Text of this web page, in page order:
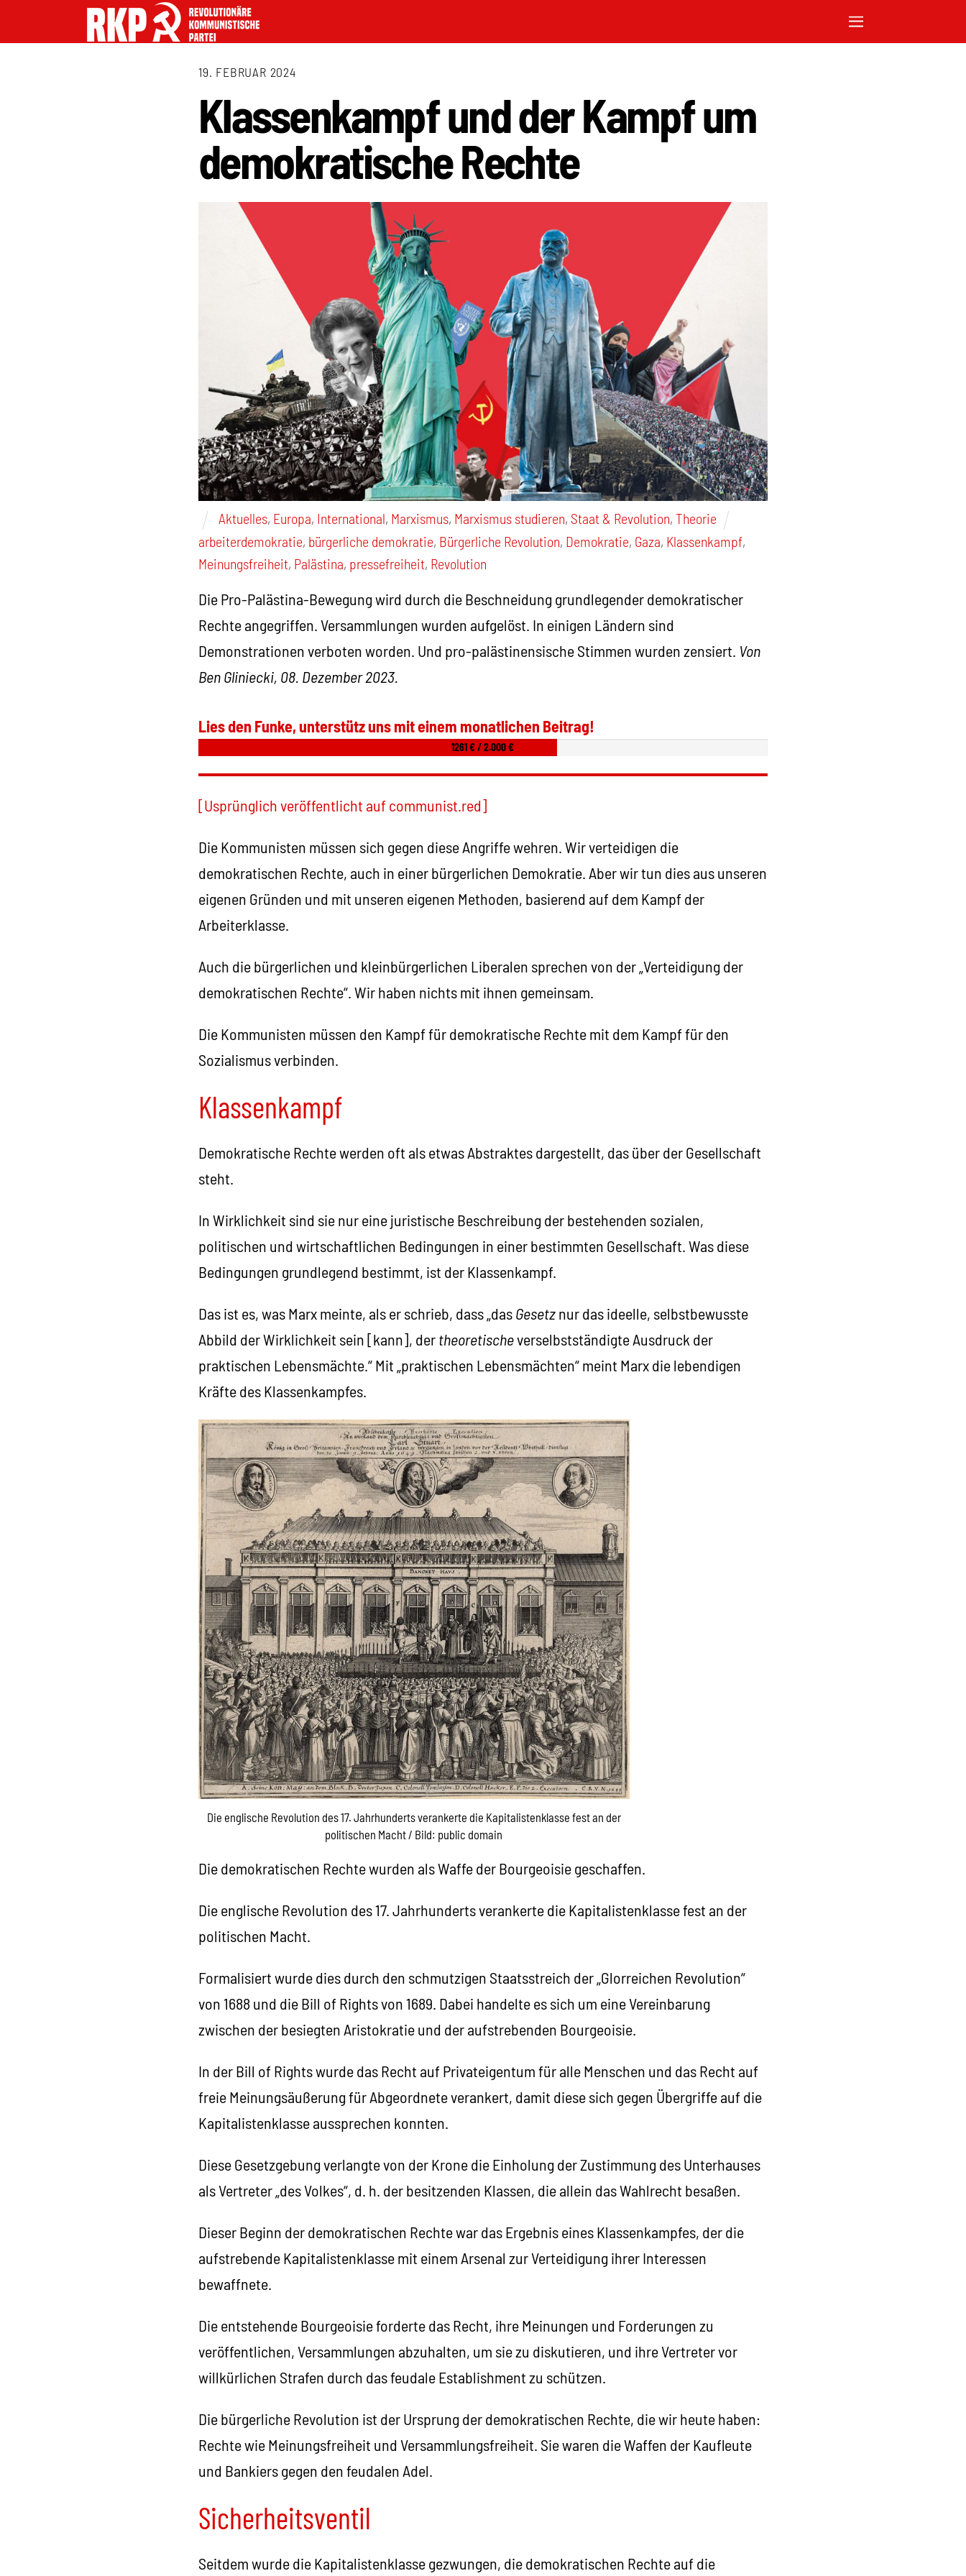
19. FEBRUAR 2024
Klassenkampf und der Kampf um
demokratische Rechte
Aktuelles, Europa, International, Marxismus, Marxismus studieren, Staat & Revolution, Theorie
arbeiterdemokratie, bürgerliche demokratie, Bürgerliche Revolution, Demokratie, Gaza, Klassenkampf,
Meinungsfreiheit, Palästina, pressefreiheit, Revolution
Die Pro-Palästina-Bewegung wird durch die Beschneidung grundlegender demokratischer
Rechte angegriffen. Versammlungen wurden aufgelöst. In einigen Ländern sind
Demonstrationen verboten worden. Und pro-palästinensische Stimmen wurden zensiert. Von
Ben Gliniecki, 08. Dezember 2023.
Lies den Funke, unterstütz uns mit einem monatlichen Beitrag!
1261 € / 2.000 €
[Usprünglich veröffentlicht auf communist.red]
Die Kommunisten müssen sich gegen diese Angriffe wehren. Wir verteidigen die
demokratischen Rechte, auch in einer bürgerlichen Demokratie. Aber wir tun dies aus unseren
eigenen Gründen und mit unseren eigenen Methoden, basierend auf dem Kampf der
Arbeiterklasse.
Auch die bürgerlichen und kleinbürgerlichen Liberalen sprechen von der „Verteidigung der
demokratischen Rechte“. Wir haben nichts mit ihnen gemeinsam.
Die Kommunisten müssen den Kampf für demokratische Rechte mit dem Kampf für den
Sozialismus verbinden.
Klassenkampf
Demokratische Rechte werden oft als etwas Abstraktes dargestellt, das über der Gesellschaft
steht.
In Wirklichkeit sind sie nur eine juristische Beschreibung der bestehenden sozialen,
politischen und wirtschaftlichen Bedingungen in einer bestimmten Gesellschaft. Was diese
Bedingungen grundlegend bestimmt, ist der Klassenkampf.
Das ist es, was Marx meinte, als er schrieb, dass „dasGesetznur das ideelle, selbstbewusste
Abbild der Wirklichkeit sein [kann], dertheoretischeverselbstständigte Ausdruck der
praktischen Lebensmächte.“ Mit „praktischen Lebensmächten“ meint Marx die lebendigen
Kräfte des Klassenkampfes.
Die englische Revolution des 17. Jahrhunderts verankerte die Kapitalistenklasse fest an der
politischen Macht / Bild: public domain
Die demokratischen Rechte wurden als Waffe der Bourgeoisie geschaffen.
Die englische Revolution des 17. Jahrhunderts verankerte die Kapitalistenklasse fest an der
politischen Macht.
Formalisiert wurde dies durch den schmutzigen Staatsstreich der „Glorreichen Revolution“
von 1688 und die Bill of Rights von 1689. Dabei handelte es sich um eine Vereinbarung
zwischen der besiegten Aristokratie und der aufstrebenden Bourgeoisie.
In der Bill of Rights wurde das Recht auf Privateigentum für alle Menschen und das Recht auf
freie Meinungsäußerung für Abgeordnete verankert, damit diese sich gegen Übergriffe auf die
Kapitalistenklasse aussprechen konnten.
Diese Gesetzgebung verlangte von der Krone die Einholung der Zustimmung des Unterhauses
als Vertreter „des Volkes“, d. h. der besitzenden Klassen, die allein das Wahlrecht besaßen.
Dieser Beginn der demokratischen Rechte war das Ergebnis eines Klassenkampfes, der die
aufstrebende Kapitalistenklasse mit einem Arsenal zur Verteidigung ihrer Interessen
bewaffnete.
Die entstehende Bourgeoisie forderte das Recht, ihre Meinungen und Forderungen zu
veröffentlichen, Versammlungen abzuhalten, um sie zu diskutieren, und ihre Vertreter vor
willkürlichen Strafen durch das feudale Establishment zu schützen.
Die bürgerliche Revolution ist der Ursprung der demokratischen Rechte, die wir heute haben:
Rechte wie Meinungsfreiheit und Versammlungsfreiheit. Sie waren die Waffen der Kaufleute
und Bankiers gegen den feudalen Adel.
Sicherheitsventil
Seitdem wurde die Kapitalistenklasse gezwungen, die demokratischen Rechte auf die